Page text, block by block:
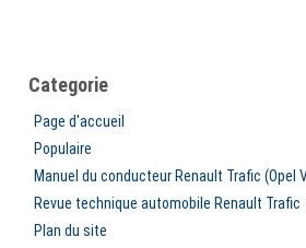
Categorie
Page d'accueil
Populaire
Manuel du conducteur Renault Trafic (Opel
Revue technique automobile Renault Trafic
Plan du site